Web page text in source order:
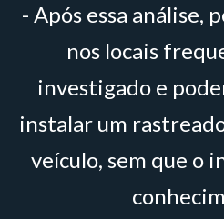
- Após essa análise,
nos locais
investigado e
instalar um
veículo, sem que o